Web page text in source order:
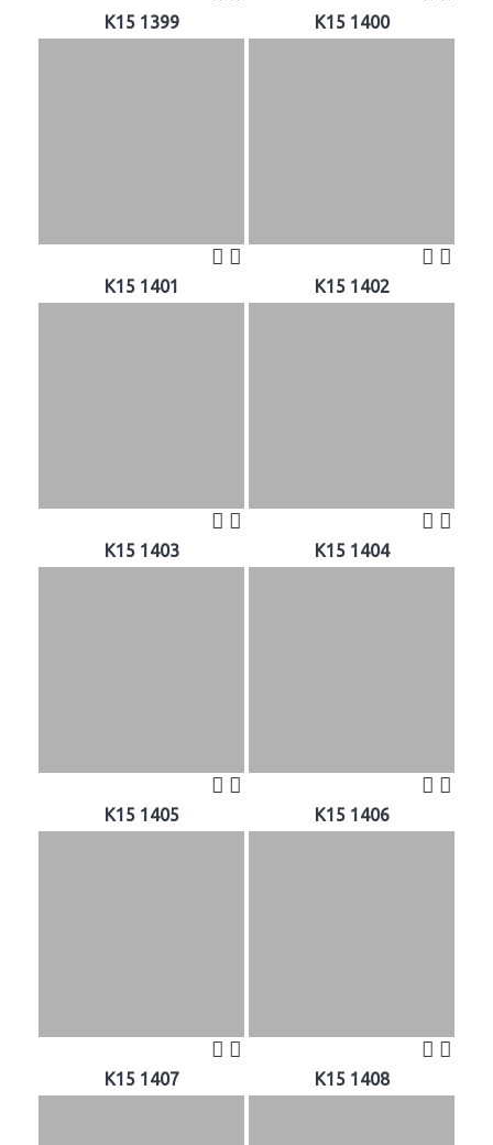
K15 1399 K15 1400
K15 1401 K15 1402
K15 1403 K15 1404
K15 1405 K15 1406
K15 1407 K15 1408